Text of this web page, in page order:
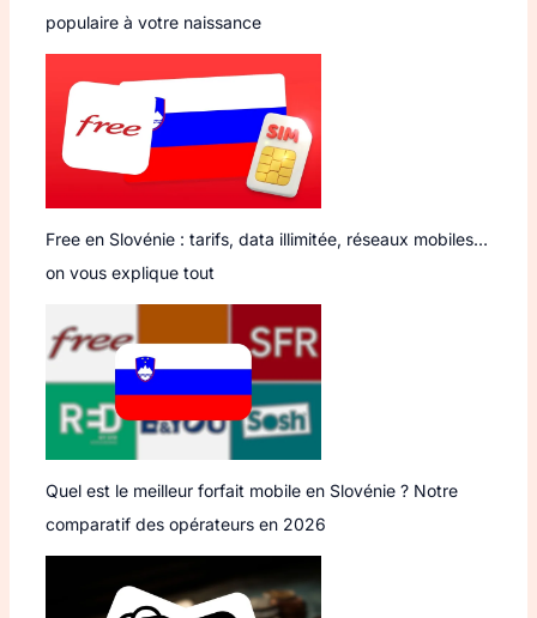
populaire à votre naissance
Free en Slovénie : tarifs, data illimitée, réseaux mobiles…
on vous explique tout
Quel est le meilleur forfait mobile en Slovénie ? Notre
comparatif des opérateurs en 2026